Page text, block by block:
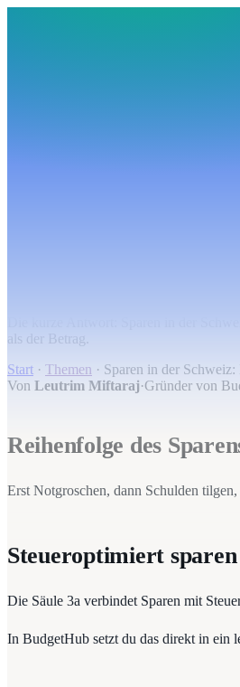
als der Betrag.
Start · Themen · Sparen in der
Von Leutrim Miftaraj·Gründer von
Reihenfolge des
Erst Notgroschen, dann Schulden
Steueroptimiert sparen
Die Säule 3a verbindet Sparen mit
In BudgetHub setzt du das direkt in ein